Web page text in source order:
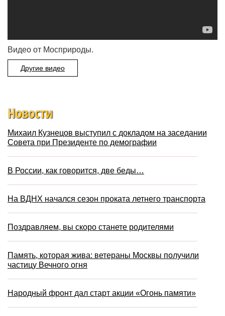
Видео от Мосприроды.
Другие видео
Новости
Михаил Кузнецов выступил с докладом на заседании
Совета при Президенте по демографии
В России, как говорится, две беды…
На ВДНХ начался сезон проката летнего транспорта
Поздравляем, вы скоро станете родителями
Память, которая жива: ветераны Москвы получили
частицу Вечного огня
Народный фронт дал старт акции «Огонь памяти»